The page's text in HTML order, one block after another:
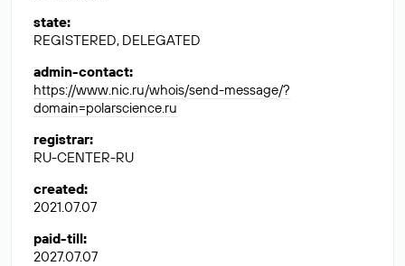
state:
REGISTERED, DELEGATED
admin-contact:
https://www.nic.ru/whois/send-message/?
domain=polarscience.ru
registrar:
RU-CENTER-RU
created:
2021.07.07
paid-till:
2027.07.07